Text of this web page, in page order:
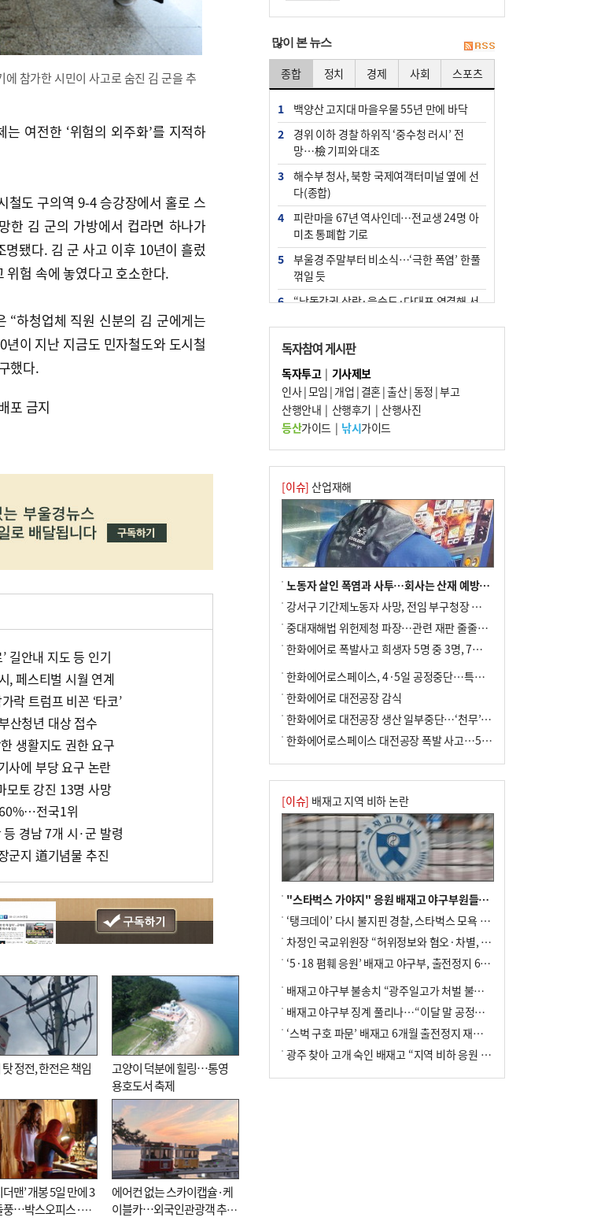
참가한 시민이 사고로 숨진 김 군을 추
여전한 ‘위험의 외주화’를 지적하
철도 구의역 9-4 승강장에서 홀로 스
한 김 군의 가방에서 컵라면 하나가
됐다. 김 군 사고 이후 10년이 흘렀
위험 속에 놓였다고 호소한다.
“하청업체 직원 신분의 김 군에게는
이 지난 지금도 민자철도와 도시철
했다.
포 금지
길안내 지도 등 인기
, 페스티벌 시월 연계
락 트럼프 비꼰 ‘타코’
산청년 대상 접수
생활지도 권한 요구
사에 부당 요구 논란
모토 강진 13명 사망
60%…전국1위
경남 7개 시·군 발령
군지 道기념물 추진
정전, 한전은 책임
고양이 덕분에 힐링…통영
용호도서 축제
더맨’ 개봉 5일 만에 3
풍…박스오피스·예
에어컨 없는 스카이캡슐·케
이블카…외국인관광객 추억
는 오십견과 회전근개 증후군, 어깨
많이 본 뉴스
종합 정치 경제 사회 스포츠
1
백양산 고지대 마을우물 55년 만에 바닥
2
경위 이하 경찰 하위직 ‘중수청 러시’ 전
망…檢 기피와 대조
3
해수부 청사, 북항 국제여객터미널 옆에 선
다(종합)
4
피란마을 67년 역사인데…전교생 24명 아
미초 통폐합 기로
5
부울경 주말부터 비소식…‘극한 폭염’ 한풀
꺾일 듯
6
“낙동강권 삼락·을숙도·다대포 연결해 서
7
오늘의 날씨- 2026년 8월 7일
8
외국인 선원 ‘인신매매 경유지’ 된 부산…
우려가 현실로
9
[사설] 해수부 신청사 북항으로 확정, 해양
수도 도약의 전환점
10 르노 못 타는 부산시장…관용차 규정에 막
힌 지역기업 응원
독자참여 게시판
독자투고| 기사제보
인사|모임 | 개업 | 결혼|출산|동정 |부고
산행안내 | 산행후기 | 산행사진
등산가이드| 낚시가이드
[이슈] 산업재해
노동자 살인 폭염과 사투…회사는 산재 예방·전기료 절감 전력
강서구 기간제노동자 사망, 전임 부구청장 檢 송치
중대재해법 위헌제청 파장…관련 재판 줄줄이 브레이크
한화에어로 폭발사고 희생자 5명 중 3명, 7일 영면
한화에어로스페이스, 4·5일 공정중단…특별 안전점검
한화에어로 대전공장 감식
한화에어로 대전공장 생산 일부중단…‘천무’ 수출 비상
한화에어로스페이스 대전공장 폭발 사고…5명 사망·2명 부상(종합)
[이슈] 배재고 지역 비하 논란
"스타벅스 가야지" 응원 배재고 야구부원들, 학교서 징계 처분
‘탱크데이’ 다시 불지핀 경찰, 스타벅스 모욕 혐의 압수수색
차정인 국교위원장 “허위정보와 혐오·차별, 학교 교실까지 유입"
‘5·18 폄훼 응원’ 배재고 야구부, 출전정지 6개월→1개월 감경
배재고 야구부 불송치 “광주일고가 처벌 불원 의사 표해”
배재고 야구부 징계 풀리나…“이달 말 공정위서 재심의”
‘스벅 구호 파문’ 배재고 6개월 출전정지 재심 신청키로
광주 찾아 고개 숙인 배재고 “지역 비하 응원 잘못”(종합)